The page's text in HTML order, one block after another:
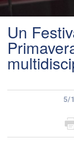
Un
5/